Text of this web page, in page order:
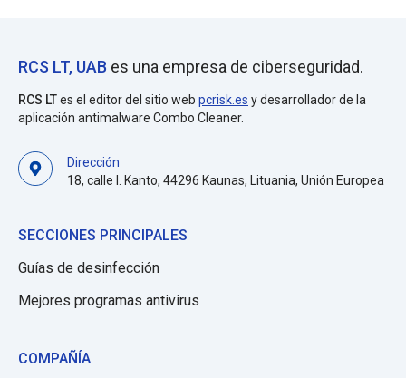
RCS LT, UAB es una empresa de ciberseguridad.
RCS LTes el editor del sitio web pcrisk.es y desarrollador de la
aplicación antimalware Combo Cleaner.
Dirección
18, calle I. Kanto, 44296 Kaunas, Lituania, Unión Europea
SECCIONES PRINCIPALES
Guías de desinfección
Mejores programas antivirus
COMPAÑÍA